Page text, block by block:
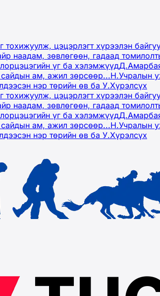
цэцэрлэгт хүрээлэн
наадам, зөвлөгөөн, гадаад
үг ба хэлэмжүүд
ам, ажил зөрсөөр...Н.Учралын
нэр төрийн өв ба У.Хүрэлсүх
цэцэрлэгт хүрээлэн
наадам, зөвлөгөөн, гадаад
үг ба хэлэмжүүд
ам, ажил зөрсөөр...Н.Учралын
нэр төрийн өв ба У.Хүрэлсүх